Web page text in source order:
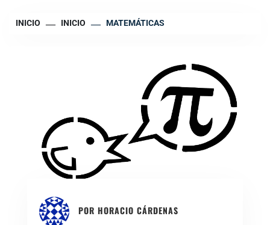
INICIO INICIO MATEMÁTICAS
POR HORACIO CÁRDENAS